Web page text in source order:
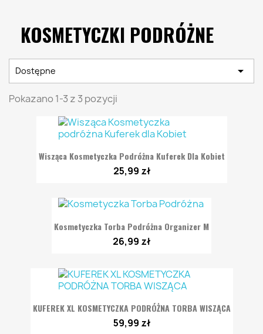
KOSMETYCZKI PODRÓŻNE
Dostępne 
Pokazano 1-3 z 3 pozycji
Wisząca Kosmetyczka Podróżna Kuferek Dla Kobiet
25,99 zł
Kosmetyczka Torba Podróżna Organizer M
26,99 zł
KUFEREK XL KOSMETYCZKA PODRÓŻNA TORBA WISZĄCA
59,99 zł